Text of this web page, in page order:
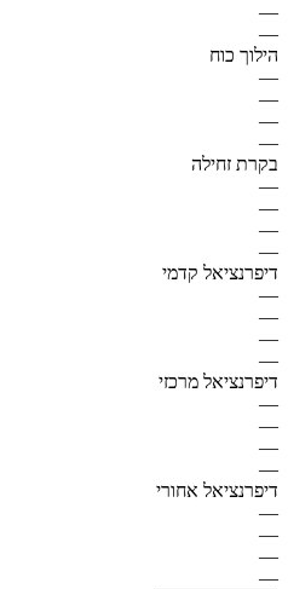
—
—
הילוך כוח
—
—
—
—
בקרת זחילה
—
—
—
—
דיפרנציאל קדמי
—
—
—
—
דיפרנציאל מרכזי
—
—
—
—
דיפרנציאל אחורי
—
—
—
—